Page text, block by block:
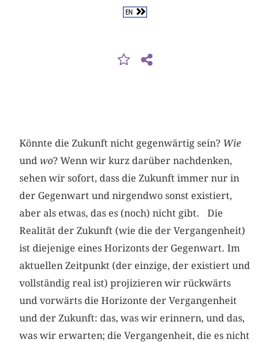
EN
Könnte die Zukunft nicht gegenwärtig sein? Wie
undwo? Wenn wir kurz darüber nachdenken,
sehen wir sofort, dass die Zu­kunft immer nur in
der Gegenwart und nirgendwo sonst existiert,
aber als etwas, das es (noch) nicht gibt. Die
Realität der Zukunft (wie die der Vergangenheit)
ist diejenige eines Horizonts der Gegenwart. Im
aktuellen Zeitpunkt (der einzige, der existiert und
vollständig real ist) projizieren wir rückwärts
und vorwärts die Horizonte der Vergangenheit
und der Zukunft: das, was wir erinnern, und das,
was wir erwarten; die Vergangenheit, die es nicht